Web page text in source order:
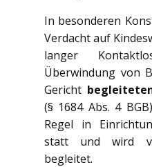
In besonderen
Verdacht auf
langer
Überwindung von
Gericht
(§ 1684 Abs. 4
Regel in
statt und wird
begleitet.